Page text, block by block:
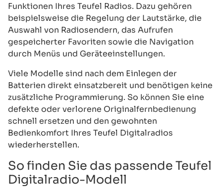
Funktionen Ihres Teufel Radios. Dazu gehören
beispielsweise die Regelung der Lautstärke, die
Auswahl von Radiosendern, das Aufrufen
gespeicherter Favoriten sowie die Navigation
durch Menüs und Geräteeinstellungen.
Viele Modelle sind nach dem Einlegen der
Batterien direkt einsatzbereit und benötigen keine
zusätzliche Programmierung. So können Sie eine
defekte oder verlorene Originalfernbedienung
schnell ersetzen und den gewohnten
Bedienkomfort Ihres Teufel Digitalradios
wiederherstellen.
So finden Sie das passende Teufel
Digitalradio-Modell